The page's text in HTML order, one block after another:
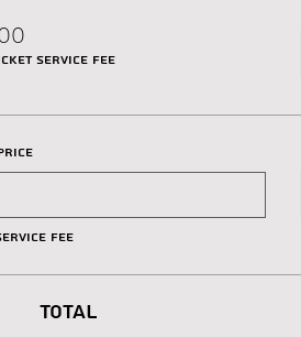
service fee
fee
Total